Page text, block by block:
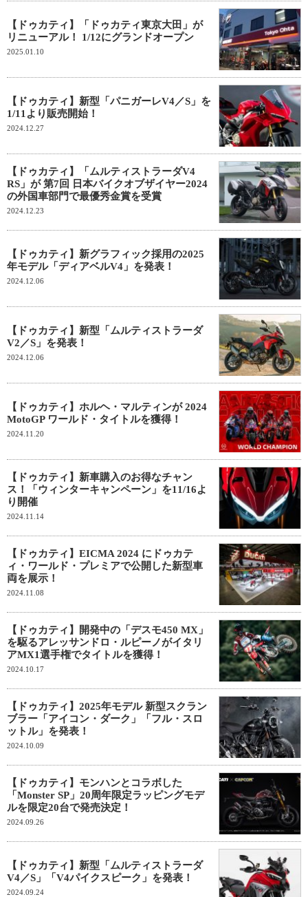
【ドゥカティ】「ドゥカティ東京大田」が
リニューアル！ 1/12にグランドオープン
2025.01.10
【ドゥカティ】新型「パニガーレV4／S」を
1/11より販売開始！
2024.12.27
【ドゥカティ】「ムルティストラーダV4
RS」が 第7回 日本バイクオブザイヤー2024
の外国車部門で最優秀金賞を受賞
2024.12.23
【ドゥカティ】新グラフィック採用の2025
年モデル「ディアベルV4」を発表！
2024.12.06
【ドゥカティ】新型「ムルティストラーダ
V2／S」を発表！
2024.12.06
【ドゥカティ】ホルヘ・マルティンが 2024
MotoGP ワールド・タイトルを獲得！
2024.11.20
【ドゥカティ】新車購入のお得なチャン
ス！「ウィンターキャンペーン」を11/16よ
り開催
2024.11.14
【ドゥカティ】EICMA 2024 にドゥカテ
ィ・ワールド・プレミアで公開した新型車
両を展示！
2024.11.08
【ドゥカティ】開発中の「デスモ450 MX」
を駆るアレッサンドロ・ルピーノがイタリ
アMX1選手権でタイトルを獲得！
2024.10.17
【ドゥカティ】2025年モデル 新型スクラン
ブラー「アイコン・ダーク」「フル・スロ
ットル」を発表！
2024.10.09
【ドゥカティ】モンハンとコラボした
「Monster SP」20周年限定ラッピングモデ
ルを限定20台で発売決定！
2024.09.26
【ドゥカティ】新型「ムルティストラーダ
V4／S」「V4パイクスピーク」を発表！
2024.09.24